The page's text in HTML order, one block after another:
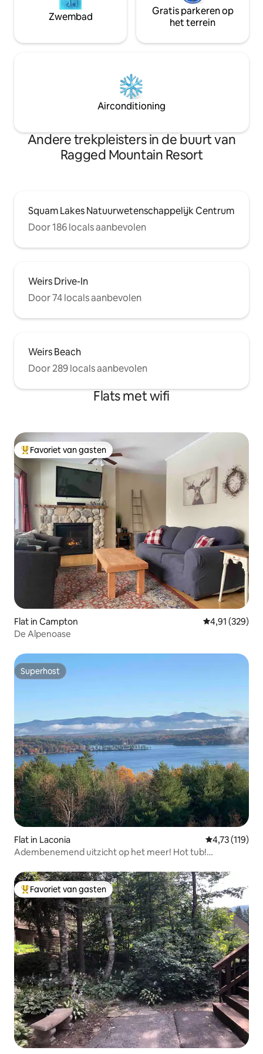
Zwembad
Gratis parkeren op
het terrein
Airconditioning
Andere trekpleisters in de buurt van
Ragged Mountain Resort
Squam Lakes Natuurwetenschappelijk Centrum
Door 186 locals aanbevolen
Weirs Drive-In
Door 74 locals aanbevolen
Weirs Beach
Door 289 locals aanbevolen
Flats met wifi
Topfavoriet van gasten
Favoriet van gasten
Flat in Campton Gemiddelde
4,91 (329)
De Alpenoase
Superhost
Superhost
Flat in Laconia Gemiddelde
4,73 (119)
Adembenemend uitzicht op het meer! Hot tub!
Topfavoriet van gasten
Favoriet van gasten